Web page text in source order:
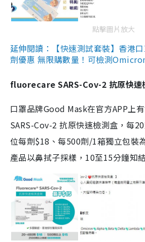
點擊圖片放大
延伸閱讀：【快速測試套裝】香港
劑優惠 無限購數量！可檢測
fluorecare SARS-Cov-2 抗原快速
口罩品牌Good Mask在官方APP上
SARS-Cov-2 抗原快速檢測盒，每
位每劑$18、每500劑/1箱獨立包裝
產品以鼻拭子採樣，10至15分鐘知